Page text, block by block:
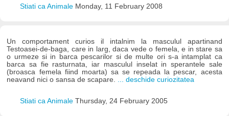
Stiati ca Animale Monday, 11 February 2008
Un comportament curios il intalnim la masculul apartinand
Testoasei-de-baga, care in larg, daca vede o femela, e in stare sa
o urmeze si in barca pescarilor si de multe ori s-a intamplat ca
barca sa fie rasturnata, iar masculul inselat in sperantele sale
(broasca femela fiind moarta) sa se repeada la pescar, acesta
neavand nici o sansa de scapare. ... deschide curiozitatea
Stiati ca Animale Thursday, 24 February 2005